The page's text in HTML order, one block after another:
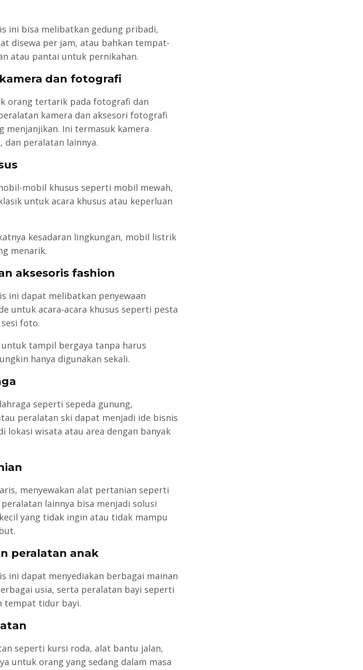
ini bisa melibatkan gedung pribadi,
disewa per jam, atau bahkan tempat-
atau pantai untuk pernikahan.
dan fotografi
orang tertarik pada fotografi dan
kamera dan aksesori fotografi
menjanjikan. Ini termasuk kamera
peralatan lainnya.
mobil khusus seperti mobil mewah,
untuk acara khusus atau keperluan
kesadaran lingkungan, mobil listrik
menarik.
aksesoris fashion
ini dapat melibatkan penyewaan
untuk acara-acara khusus seperti pesta
foto.
tampil bergaya tanpa harus
hanya digunakan sekali.
seperti sepeda gunung,
peralatan ski dapat menjadi ide bisnis
lokasi wisata atau area dengan banyak
menyewakan alat pertanian seperti
lainnya bisa menjadi solusi
yang tidak ingin atau tidak mampu
peralatan anak
ini dapat menyediakan berbagai mainan
usia, serta peralatan bayi seperti
tempat tidur bayi.
seperti kursi roda, alat bantu jalan,
untuk orang yang sedang dalam masa